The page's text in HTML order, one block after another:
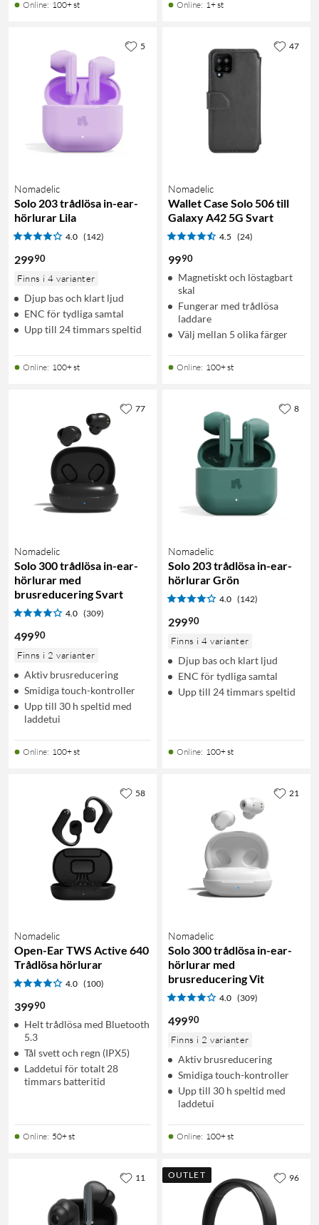
Online: 100+ st Online: 1+ st
Nomadelic
Solo 203 trådlösa in-ear-
hörlurar Lila
4.0 (142)
29990
Finns i 4 varianter
Djup bas och klart ljud
ENC för tydliga samtal
Upp till 24 timmars speltid
Online: 100+ st
5
Nomadelic
Wallet Case Solo 506 till
Galaxy A42 5G Svart
4.5 (24)
9990
Magnetiskt och löstagbart
skal
Fungerar med trådlösa
laddare
Välj mellan 5 olika färger
Online: 100+ st
47
Nomadelic
Solo 300 trådlösa in-ear-
hörlurar med
brusreducering Svart
4.0 (309)
49990
Finns i 2 varianter
Aktiv brusreducering
Smidiga touch-kontroller
Upp till 30 h speltid med
laddetui
Online: 100+ st
77
Nomadelic
Solo 203 trådlösa in-ear-
hörlurar Grön
4.0 (142)
29990
Finns i 4 varianter
Djup bas och klart ljud
ENC för tydliga samtal
Upp till 24 timmars speltid
Online: 100+ st
8
Nomadelic
Open-Ear TWS Active 640
Trådlösa hörlurar
4.0 (100)
39990
Helt trådlösa med Bluetooth
5.3
Tål svett och regn (IPX5)
Laddetui för totalt 28
timmars batteritid
Online: 50+ st
58
Nomadelic
Solo 300 trådlösa in-ear-
hörlurar med
brusreducering Vit
4.0 (309)
49990
Finns i 2 varianter
Aktiv brusreducering
Smidiga touch-kontroller
Upp till 30 h speltid med
laddetui
Online: 100+ st
21
11 OUTLET 96